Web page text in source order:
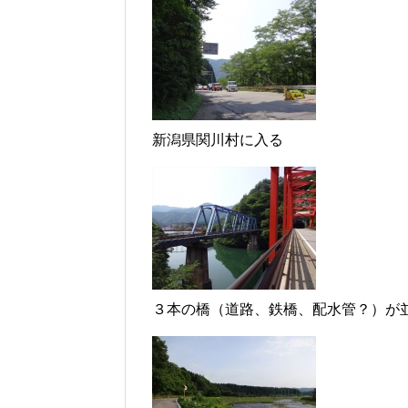
新潟県関川村に入る
３本の橋（道路、鉄橋、配水管？）が